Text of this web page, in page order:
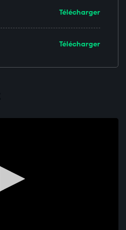
Télécharger
Télécharger